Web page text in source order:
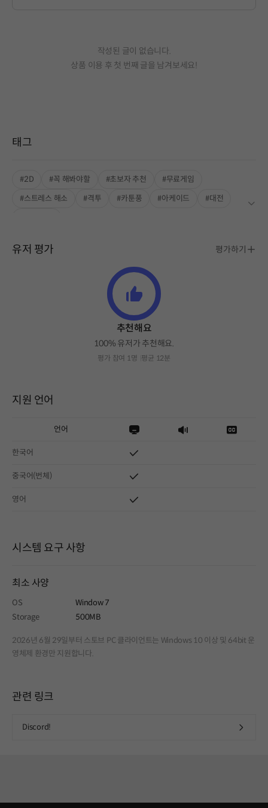
작성된 글이 없습니다.
상품 이용 후 첫 번째 글을 남겨보세요!
태그
#2D #꼭 해봐야할 #초보자 추천
#무료게임
#스트레스 해소
#격투 #카툰풍 #아케이드
#대전
유저 평가 평가하기
추천해요
100% 유저가 추천해요.
평가 참여 1명 평균 12분
지원 언어
언어
한국어
중국어(번체)
영어
시스템 요구 사항
최소 사양
OS
Window 7
Storage
500MB
2026년 6월 29일부터 스토브 PC 클라이언트는 Windows 10 이상 및 64bit 운
영체제 환경만 지원합니다.
관련 링크
Discord!